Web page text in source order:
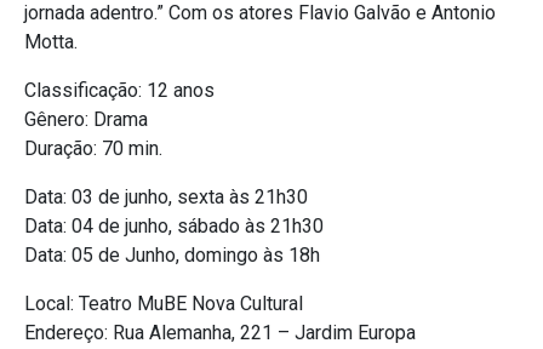
jornada adentro.” Com os atores Flavio Galvão e Antonio
Motta.
Classificação: 12 anos
Gênero: Drama
Duração: 70 min.
Data: 03 de junho, sexta às 21h30
Data: 04 de junho, sábado às 21h30
Data: 05 de Junho, domingo às 18h
Local: Teatro MuBE Nova Cultural
Endereço: Rua Alemanha, 221 – Jardim Europa